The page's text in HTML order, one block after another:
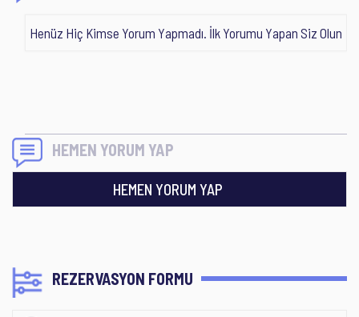
Henüz Hiç Kimse Yorum Yapmadı. İlk Yorumu Yapan Siz Olun
HEMEN YORUM YAP
HEMEN YORUM YAP
REZERVASYON FORMU